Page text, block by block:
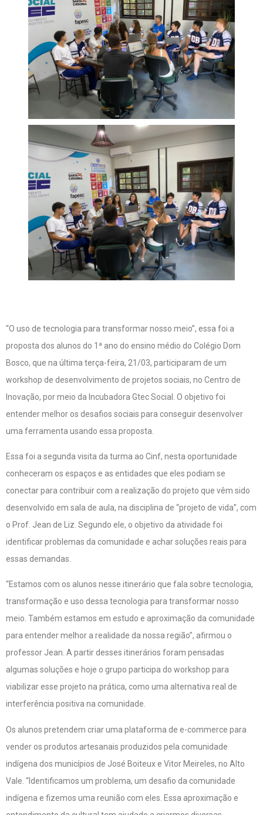
“O uso de tecnologia para transformar nosso meio”, essa foi a
proposta dos alunos do 1ª ano do ensino médio do Colégio Dom
Bosco, que na última terça-feira, 21/03, participaram de um
workshop de desenvolvimento de projetos sociais, no Centro de
Inovação, por meio da Incubadora Gtec Social. O objetivo foi
entender melhor os desafios sociais para conseguir desenvolver
uma ferramenta usando essa proposta.
Essa foi a segunda visita da turma ao Cinf, nesta oportunidade
conheceram os espaços e as entidades que eles podiam se
conectar para contribuir com a realização do projeto que vêm sido
desenvolvido em sala de aula, na disciplina de “projeto de vida”, com
o Prof. Jean de Liz. Segundo ele, o objetivo da atividade foi
identificar problemas da comunidade e achar soluções reais para
essas demandas.
“Estamos com os alunos nesse itinerário que fala sobre tecnologia,
transformação e uso dessa tecnologia para transformar nosso
meio. Também estamos em estudo e aproximação da comunidade
para entender melhor a realidade da nossa região”, afirmou o
professor Jean. A partir desses itinerários foram pensadas
algumas soluções e hoje o grupo participa do workshop para
viabilizar esse projeto na prática, como uma alternativa real de
interferência positiva na comunidade.
Os alunos pretendem criar uma plataforma de e-commerce para
vender os produtos artesanais produzidos pela comunidade
indígena dos municípios de José Boiteux e Vitor Meireles, no Alto
Vale. “Identificamos um problema, um desafio da comunidade
indígena e fizemos uma reunião com eles. Essa aproximação e